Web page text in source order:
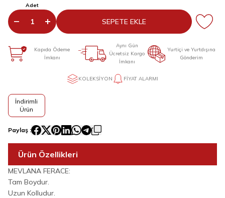
Adet
SEPETE EKLE
Kapıda Ödeme
İmkanı
Aynı Gün
Ücretsiz Kargo
İmkanı
Yurtiçi ve Yurtdışına
Gönderim
KOLEKSIYON FIYAT ALARMI
İndirimli
Ürün
Paylaş :
Ürün Özellikleri
MEVLANA FERACE:
Tam Boydur.
Uzun Kolludur.